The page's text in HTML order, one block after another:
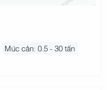
Mức cân: 0.5 - 30 tấn